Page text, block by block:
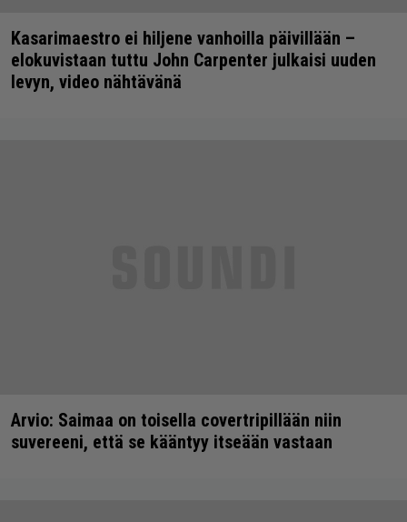
Kasarimaestro ei hiljene vanhoilla päivillään –
elokuvistaan tuttu John Carpenter julkaisi uuden
levyn, video nähtävänä
Arvio: Saimaa on toisella covertripillään niin
suvereeni, että se kääntyy itseään vastaan